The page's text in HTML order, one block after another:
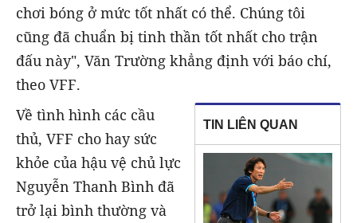
chơi bóng ở mức tốt nhất có thể. Chúng tôi
cũng đã chuẩn bị tinh thần tốt nhất cho trận
đấu này", Văn Trường khẳng định với báo chí,
theo VFF.
TIN LIÊN QUAN
Về tình hình các cầu
thủ, VFF cho hay sức
khỏe của hậu vệ chủ lực
Nguyễn Thanh Bình đã
trở lại bình thường và